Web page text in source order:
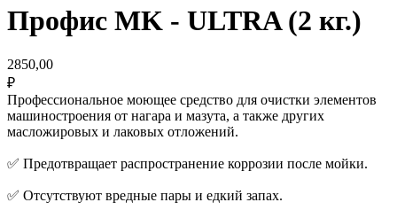
Профис MK - ULTRA (2 кг.)
2850,00
₽
Профессиональное моющее средство для очистки элементов
машиностроения от нагара и мазута, а также других
масложировых и лаковых отложений.
✅ Предотвращает распространение коррозии после мойки.
✅ Отсутствуют вредные пары и едкий запах.